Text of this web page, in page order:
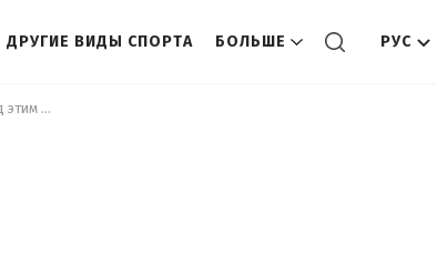
ДРУГИЕ ВИДЫ СПОРТА БОЛЬШЕ РУС
Порье вызвал МакГрегора на бой-реванш, оба перед этим проиграли Хабибу